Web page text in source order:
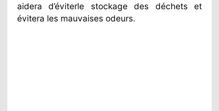
aidera d’éviterle stockage des déchets et
évitera les mauvaises odeurs.